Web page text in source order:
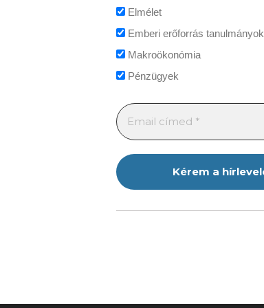
Elmélet
Emberi erőforrás tanulmányok
Makroökonómia
Pénzügyek